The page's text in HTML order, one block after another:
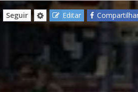
Seguir Editar